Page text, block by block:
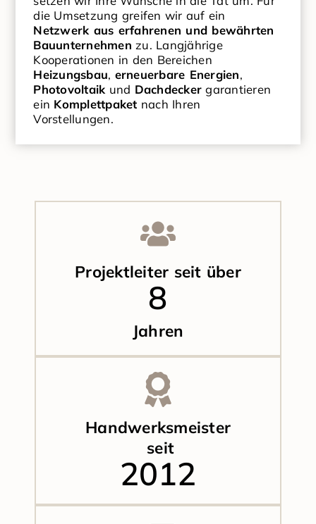
die Umsetzung greifen wir auf ein
Netzwerk aus erfahrenen und bewährten
Bauunternehmen zu. Langjährige
Kooperationen in den Bereichen
Heizungsbau, erneuerbare Energien,
Photovoltaik und Dachdecker garantieren
ein Komplettpaket nach Ihren
Vorstellungen.
Projektleiter seit über
13
Jahren
Handwerksmeister
seit
2005